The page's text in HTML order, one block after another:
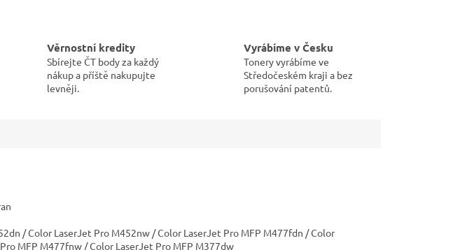
Věrnostní kredity
Sbírejte ČT body za každý
nákup a příště nakupujte
levněji.
Vyrábíme v Česku
Tonery vyrábíme ve
Středočeském kraji a bez
porušování patentů.
/ Color LaserJet Pro M452nw / Color LaserJet Pro MFP M477fdn / Color
MFP M477fnw / Color LaserJet Pro MFP M377dw